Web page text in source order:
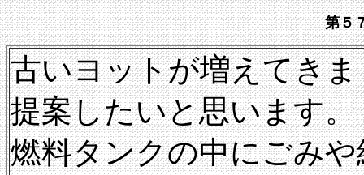
第５
古いヨットが増えてき
提案したいと思います
燃料タンクの中にごみ